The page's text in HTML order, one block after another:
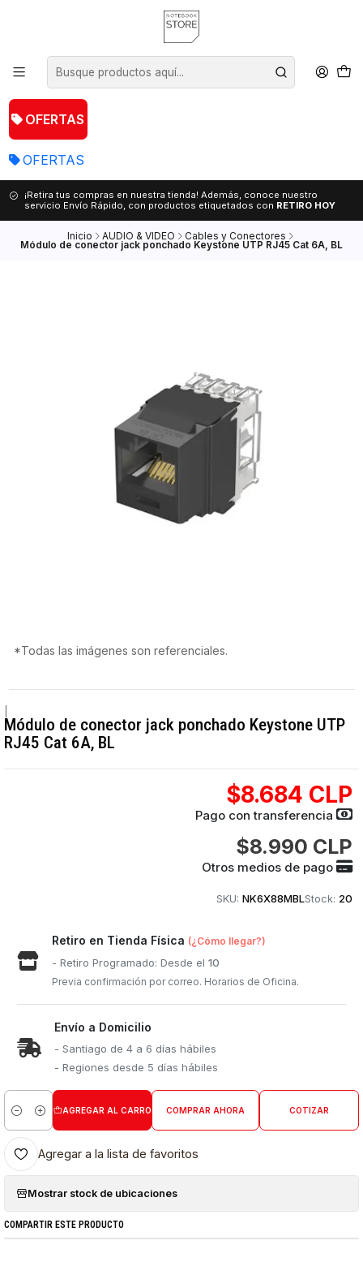
OFERTAS
OFERTAS
¡Retira tus compras en nuestra tienda! Además, conoce nuestro
servicio Envío Rápido, con productos etiquetados con RETIRO HOY
Inicio AUDIO & VIDEO Cables y Conectores
Módulo de conector jack ponchado Keystone UTP RJ45 Cat 6A, BL
*Todas las imágenes son referenciales.
Módulo de conector jack ponchado Keystone UTP
RJ45 Cat 6A, BL
$8.684 CLP
Pago con transferencia
$8.990 CLP
Otros medios de pago
SKU: NK6X88MBLStock: 20
Retiro en Tienda Física (¿Cómo llegar?)
- Retiro Programado: Desde el10
Previa confirmación por correo. Horarios de Oficina.
Envío a Domicilio
- Santiago de 4 a 6 días hábiles
- Regiones desde 5 días hábiles
Cantidad
AGREGAR AL CARRO COMPRAR AHORA COTIZAR
Agregar a la lista de favoritos
Mostrar stock de ubicaciones
COMPARTIR ESTE PRODUCTO